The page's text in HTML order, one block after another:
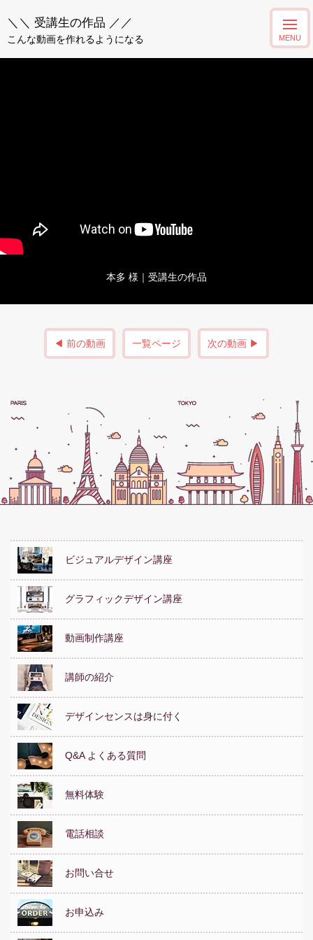
＼＼ 受講生の作品 ／／
こんな動画を作れるようになる
本多 様｜受講生の作品
◀ 前の動画 一覧ページ 次の動画 ▶
ビジュアルデザイン講座
グラフィックデザイン講座
動画制作講座
講師の紹介
デザインセンスは身に付く
Q&A よくある質問
無料体験
電話相談
お問い合せ
お申込み